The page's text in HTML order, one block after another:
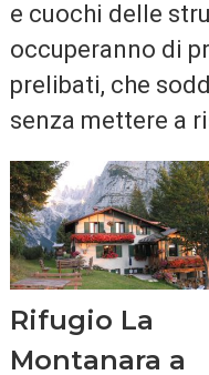
e cuochi delle
occuperanno di
prelibati, che
senza mettere a
Rifugio La
Montanara a